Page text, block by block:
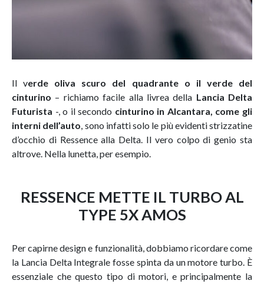
Il verde oliva scuro del quadrante o il verde del
cinturino – richiamo facile alla livrea della Lancia Delta
Futurista -, o il secondo cinturino in Alcantara, come gli
interni dell’auto, sono infatti solo le più evidenti strizzatine
d’occhio di Ressence alla Delta. Il vero colpo di genio sta
altrove. Nella lunetta, per esempio.
RESSENCE METTE IL TURBO AL
TYPE 5X AMOS
Per capirne design e funzionalità, dobbiamo ricordare come
la Lancia Delta Integrale fosse spinta da un motore turbo. È
essenziale che questo tipo di motori, e principalmente la